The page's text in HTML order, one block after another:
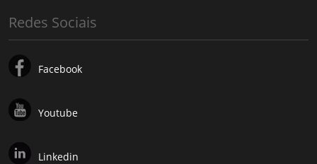
Redes Sociais
Facebook
Youtube
Linkedin